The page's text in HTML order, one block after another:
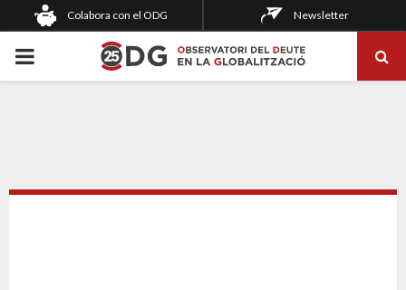
Colabora con el ODG Newsletter
PRIMARY